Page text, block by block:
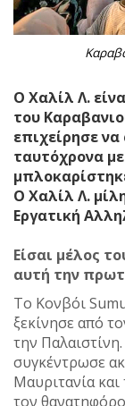
Ο Χαλίλ Λ.
του
επιχείρησε
ταυτόχρονα
Ο Χαλίλ Λ.
Εργατική
Είσαι μέλος
αυτή την
Το Κονβόι
ξεκίνησε από
την
συγκέντρωσε
Μαυριτανία
τον